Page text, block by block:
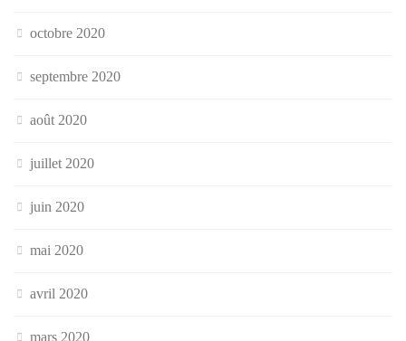
octobre 2020
septembre 2020
août 2020
juillet 2020
juin 2020
mai 2020
avril 2020
mars 2020